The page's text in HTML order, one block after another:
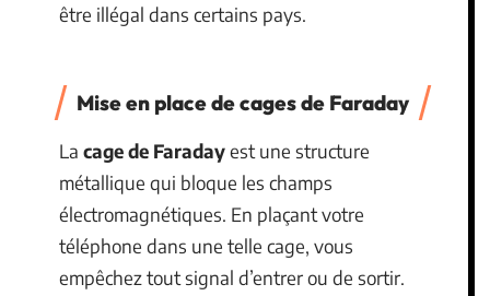
être illégal dans certains pays.
Mise en place de cages de Faraday
La cage de Faradayest une structure
métallique qui bloque les champs
électromagnétiques. En plaçant votre
téléphone dans une telle cage, vous
empêchez tout signal d’entrer ou de sortir.